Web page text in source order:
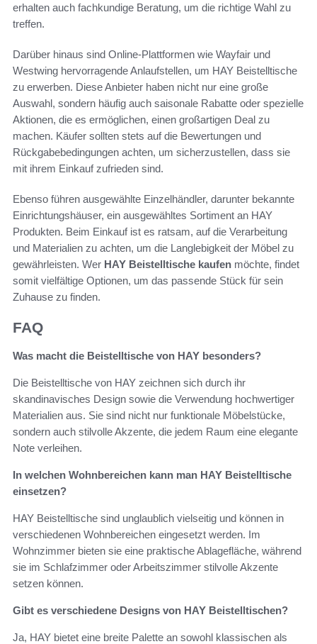
erhalten auch fachkundige Beratung, um die richtige Wahl zu
treffen.
Darüber hinaus sind Online-Plattformen wie Wayfair und
Westwing hervorragende Anlaufstellen, um HAY Beistelltische
zu erwerben. Diese Anbieter haben nicht nur eine große
Auswahl, sondern häufig auch saisonale Rabatte oder spezielle
Aktionen, die es ermöglichen, einen großartigen Deal zu
machen. Käufer sollten stets auf die Bewertungen und
Rückgabebedingungen achten, um sicherzustellen, dass sie
mit ihrem Einkauf zufrieden sind.
Ebenso führen ausgewählte Einzelhändler, darunter bekannte
Einrichtungshäuser, ein ausgewähltes Sortiment an HAY
Produkten. Beim Einkauf ist es ratsam, auf die Verarbeitung
und Materialien zu achten, um die Langlebigkeit der Möbel zu
gewährleisten. Wer HAY Beistelltische kaufen möchte, findet
somit vielfältige Optionen, um das passende Stück für sein
Zuhause zu finden.
FAQ
Was macht die Beistelltische von HAY besonders?
Die Beistelltische von HAY zeichnen sich durch ihr
skandinavisches Design sowie die Verwendung hochwertiger
Materialien aus. Sie sind nicht nur funktionale Möbelstücke,
sondern auch stilvolle Akzente, die jedem Raum eine elegante
Note verleihen.
In welchen Wohnbereichen kann man HAY Beistelltische
einsetzen?
HAY Beistelltische sind unglaublich vielseitig und können in
verschiedenen Wohnbereichen eingesetzt werden. Im
Wohnzimmer bieten sie eine praktische Ablagefläche, während
sie im Schlafzimmer oder Arbeitszimmer stilvolle Akzente
setzen können.
Gibt es verschiedene Designs von HAY Beistelltischen?
Ja, HAY bietet eine breite Palette an sowohl klassischen als